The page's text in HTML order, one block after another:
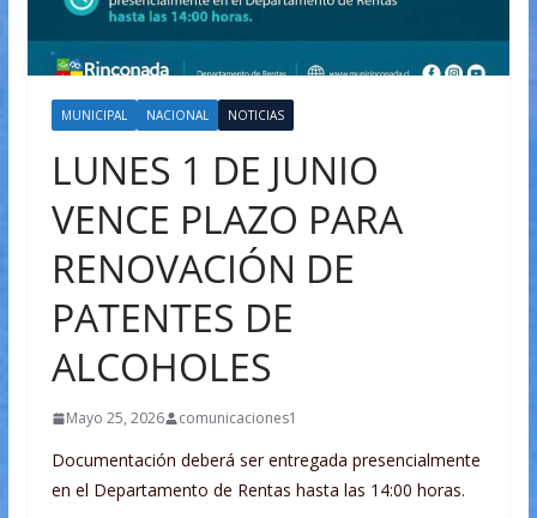
MUNICIPAL NACIONAL NOTICIAS
LUNES 1 DE JUNIO
VENCE PLAZO PARA
RENOVACIÓN DE
PATENTES DE
ALCOHOLES
Mayo 25, 2026 comunicaciones1
Documentación deberá ser entregada presencialmente
en el Departamento de Rentas hasta las 14:00 horas.